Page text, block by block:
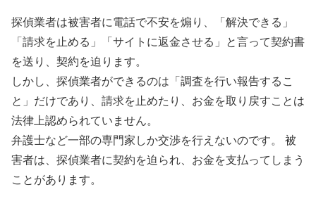
探偵業者は被害者に電話で不安を煽り、「解決できる」
「請求を止める」「サイトに返金させる」と言って契約書
を送り、契約を迫ります。
しかし、探偵業者ができるのは「調査を行い報告するこ
と」だけであり、請求を止めたり、お金を取り戻すことは
法律上認められていません。
弁護士など一部の専門家しか交渉を行えないのです。 被
害者は、探偵業者に契約を迫られ、お金を支払ってしまう
ことがあります。